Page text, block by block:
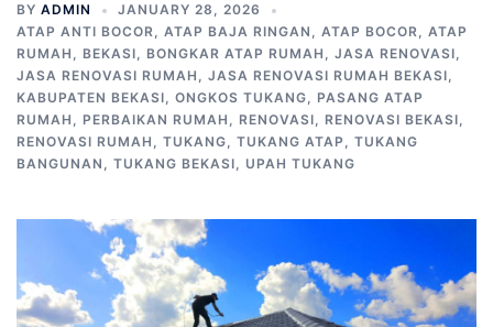
BY ADMIN
JANUARY 28, 2026
ATAP ANTI BOCOR, ATAP BAJA RINGAN , ATAP BOCOR, ATAP
RUMAH , BEKASI, BONGKAR ATAP RUMAH , JASA RENOVASI,
JASA RENOVASI RUMAH , JASA RENOVASI RUMAH BEKASI,
KABUPATEN BEKASI, ONGKOS TUKANG, PASANG ATAP
RUMAH , PERBAIKAN RUMAH , RENOVASI, RENOVASI BEKASI,
RENOVASI RUMAH , TUKANG, TUKANG ATAP , TUKANG
BANGUNAN , TUKANG BEKASI, UPAH TUKANG